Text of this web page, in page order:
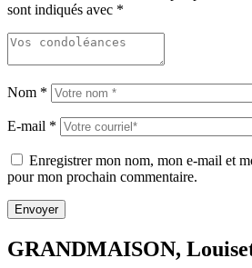
sont indiqués avec *
Nom *
E-mail *
Enregistrer mon nom, mon e-mail et
pour mon prochain commentaire.
GRANDMAISON,